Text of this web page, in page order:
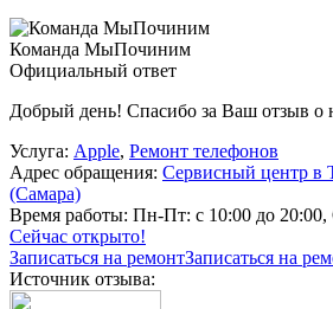
Команда МыПочиним
Официальный ответ
Добрый день! Спасибо за Ваш отзыв о
Услуга: Apple, Ремонт телефонов
Адрес обращения: Сервисный центр
(Самара)
Время работы: Пн-Пт: с 10:00 до 20:00,
Сейчас открыто!
Записаться на ремонтЗаписаться на
Источник отзыва: